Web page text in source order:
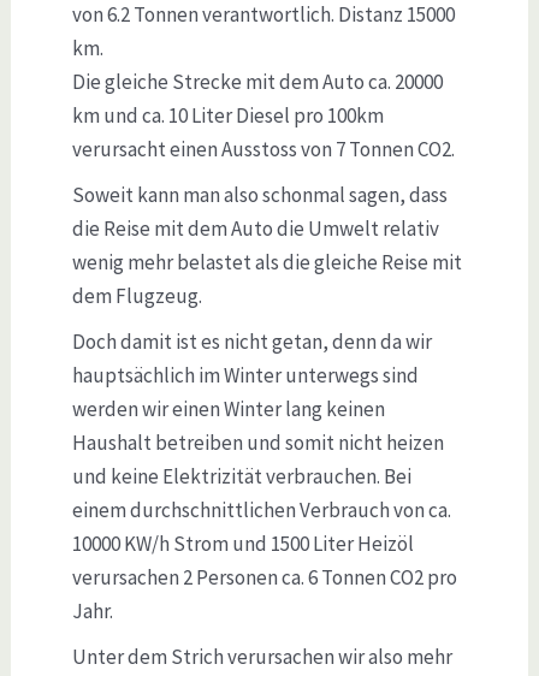
von 6.2 Tonnen verantwortlich. Distanz 15000
km.
Die gleiche Strecke mit dem Auto ca. 20000
km und ca. 10 Liter Diesel pro 100km
verursacht einen Ausstoss von 7 Tonnen CO2.
Soweit kann man also schonmal sagen, dass
die Reise mit dem Auto die Umwelt relativ
wenig mehr belastet als die gleiche Reise mit
dem Flugzeug.
Doch damit ist es nicht getan, denn da wir
hauptsächlich im Winter unterwegs sind
werden wir einen Winter lang keinen
Haushalt betreiben und somit nicht heizen
und keine Elektrizität verbrauchen. Bei
einem durchschnittlichen Verbrauch von ca.
10000 KW/h Strom und 1500 Liter Heizöl
verursachen 2 Personen ca. 6 Tonnen CO2 pro
Jahr.
Unter dem Strich verursachen wir also mehr